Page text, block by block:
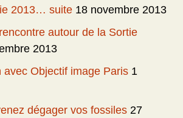
2013… suite 18 novembre 2013
autour de la Sortie
2013
avec Objectif image Paris 1
dégager vos fossiles 27